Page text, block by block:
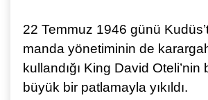
22 Temmuz 1946 günü
manda yönetiminin de
kullandığı King David Oteli’nin
büyük bir patlamayla yıkıldı.